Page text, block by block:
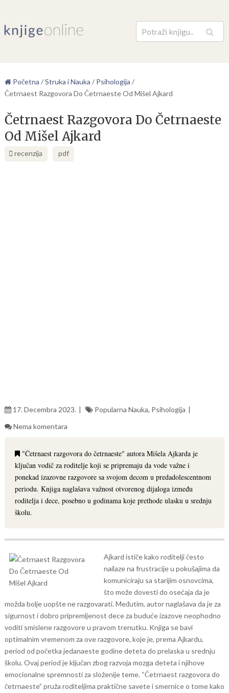
Pretraga
Početna /Struka i Nauka / Psihologija /
Četrnaest Razgovora Do Četrnaeste Od Mišel Ajkard
Četrnaest Razgovora Do Četrnaeste
Od Mišel Ajkard
recenzija pdf
17. Decembra 2023. Popularna Nauka, Psihologija
Nema komentara
"Četrnaest razgovora do četrnaeste" autora Mišela Ajkarda je
ključan vodič za roditelje koji se pripremaju da vode važne i
ponekad izazovne razgovore sa svojom decom u predadolescentnom
periodu. Knjiga naglašava važnost otvorenog dijaloga između
roditelja i dece, posebno u godinama koje prethode ulasku u srednju
školu.
Ajkard ističe kako roditelji često
nailaze na frustracije u pokušajima da
komuniciraju sa starijim osnovcima,
što može dovesti do osećaja da je
možda bolje uopšte ne razgovarati. Međutim, autor naglašava da je za
sigurnost i dobro pripremljenost dece za buduće izazove neophodno
voditi smislene razgovore u pravom trenutku. Knjiga se bavi
optimalnim vremenom za ove razgovore, koje je, prema Ajkardu,
period od početka jedanaeste godine deteta do prelaska u srednju
školu. Ovaj period je ključan zbog razvoja mozga deteta i njihove
emocionalne spremnosti za složenije teme. “Četrnaest razgovora do
četrnaeste” pruža roditeljima praktične savete i smernice o tome kako